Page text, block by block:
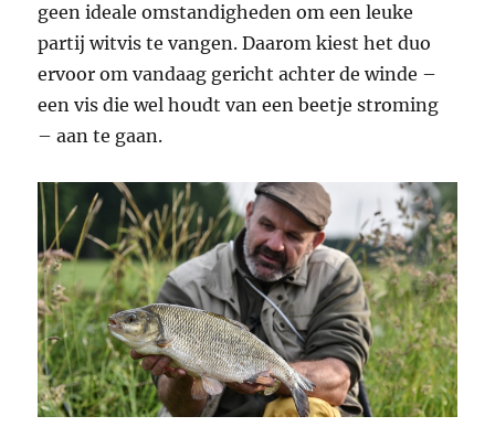
geen ideale omstandigheden om een leuke
partij witvis te vangen. Daarom kiest het duo
ervoor om vandaag gericht achter de winde –
een vis die wel houdt van een beetje stroming
– aan te gaan.